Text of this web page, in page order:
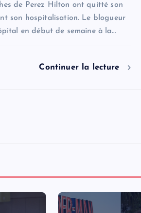
de Perez Hilton ont quitté son
son hospitalisation. Le blogueur
en début de semaine à la…
Continuer la lecture